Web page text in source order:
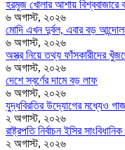
হরমুজ খোলার আশায় বিশ্ববাজারে
৬ অগাস্ট, ২০২৬
মোদি এখন দুর্বল, এবার বড়
৬ অগাস্ট, ২০২৬
অস্ত্র নিয়ে তথ্য ফাঁসকারীদের
৬ অগাস্ট, ২০২৬
দেশে স্বর্ণের দামে বড় লাফ
৬ অগাস্ট, ২০২৬
যুদ্ধবিরতির উদ্যোগের মধ্যেও
২ অগাস্ট, ২০২৬
রাষ্ট্রপতি নির্বাচন ইসির
২ অগাস্ট, ২০২৬